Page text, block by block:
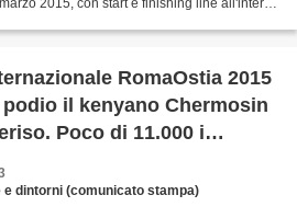
RomaOstia 2015
il kenyano Chermosin
Poco di 11.000 i
dintorni (comunicato stampa)